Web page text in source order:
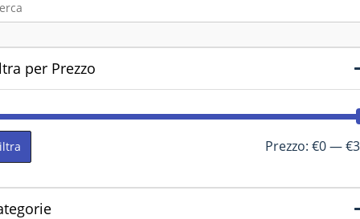
per Prezzo
Prezzo: €0—